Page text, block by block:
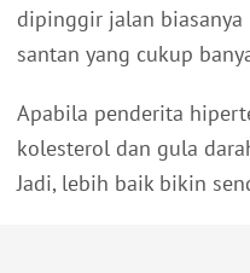
dipinggir jalan
santan yang cukup
Apabila penderita
kolesterol dan gula
Jadi, lebih baik bikin